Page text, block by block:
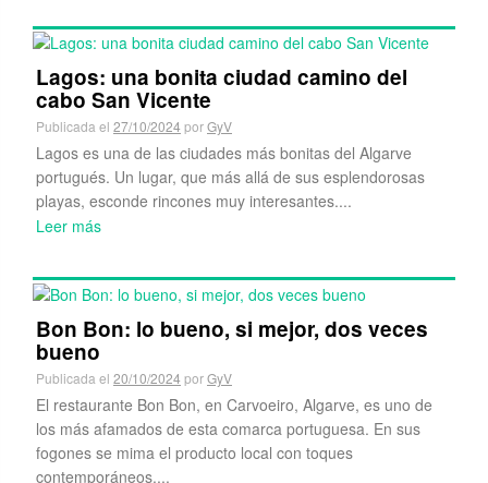
Lagos: una bonita ciudad camino del
cabo San Vicente
Publicada el 27/10/2024 porGyV
Lagos es una de las ciudades más bonitas del Algarve
portugués. Un lugar, que más allá de sus esplendorosas
playas, esconde rincones muy interesantes....
Leer más
Bon Bon: lo bueno, si mejor, dos veces
bueno
Publicada el 20/10/2024 porGyV
El restaurante Bon Bon, en Carvoeiro, Algarve, es uno de
los más afamados de esta comarca portuguesa. En sus
fogones se mima el producto local con toques
contemporáneos....